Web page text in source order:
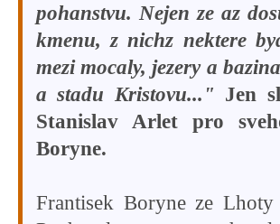
pohanstvu. Nejen ze az
kmenu, z nichz nektere
mezi mocaly, jezery a
a stadu Kristovu..." Jen
Stanislav Arlet pro
Boryne.
Frantisek Boryne ze